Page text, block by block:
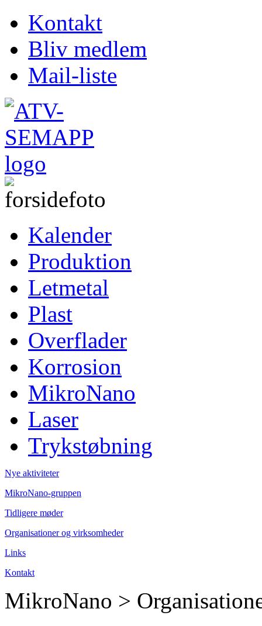
Kontakt
Bliv medlem
Mail-liste
Kalender
Produktion
Letmetal
Plast
Overflader
Korrosion
MikroNano
Laser
Trykstøbning
Nye aktiviteter
MikroNano-gruppen
Tidligere møder
Organisationer og virksomheder
Links
Kontakt
MikroNano >